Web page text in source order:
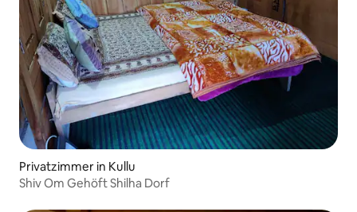
Privatzimmer in Kullu
Shiv Om Gehöft Shilha Dorf